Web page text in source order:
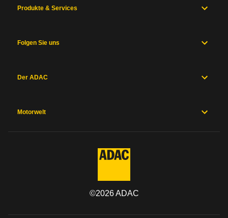
Produkte & Services
Folgen Sie uns
Der ADAC
Motorwelt
©2026ADAC